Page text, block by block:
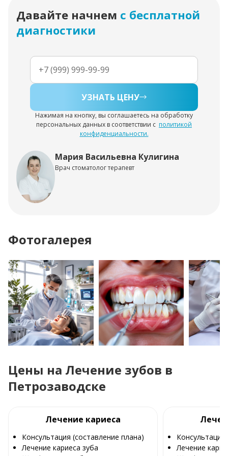
Давайте начнем с бесплатной
диагностики
УЗНАТЬ ЦЕНУ
Нажимая на кнопку, вы соглашаетесь на обработку
персональных данных в соответствии с политикой
конфиденциальности.
Мария Васильевна Кулигина
Врач стоматолог терапевт
Фотогалерея
Цены на Лечение зубов в
Петрозаводске
Лечение кариеса
Консультация (составление плана)
Лечение кариеса зуба
Лечение